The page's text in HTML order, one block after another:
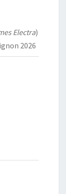
Electra)
2026